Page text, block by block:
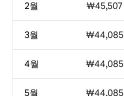
2월
3월
4월
5월
₩45,507
₩44,085
₩44,085
₩44,085